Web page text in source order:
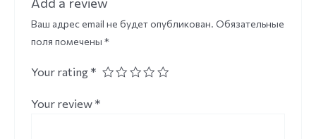
Ваш адрес email не будет опубликован. Обязательные
поля помечены *
Your rating *
Your review *